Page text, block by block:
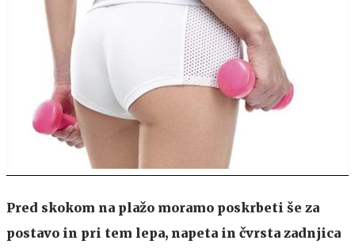
Pred skokom na plažo moramo poskrbeti še za
postavo in pri tem lepa, napeta in čvrsta zadnjica